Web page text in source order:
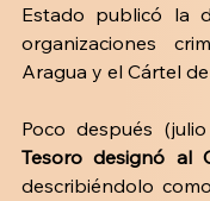
Estado publicó la
organizaciones
Aragua y el Cártel
Poco después
Tesoro designó al
describiéndolo